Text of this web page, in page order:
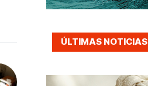
ÚLTIMAS NOTICIAS